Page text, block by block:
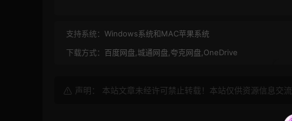
支持系统： Windows系统和MAC苹果系统
下载方式： 百度网盘,城通网盘,夸克网盘,OneDrive
声明： 本站文章未经许可禁止转载！本站仅供资源信息交